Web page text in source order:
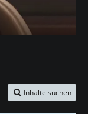
Inhalte suchen